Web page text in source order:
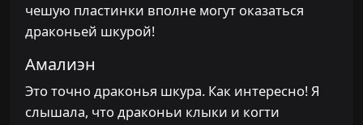
чешую пластинки вполне могут оказаться
драконьей шкурой!
Амалиэн
Это точно драконья шкура. Как интересно! Я
слышала, что драконьи клыки и когти